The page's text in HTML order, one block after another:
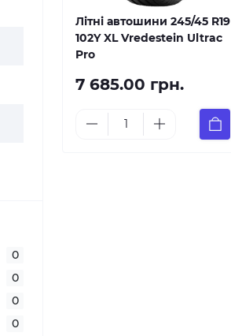
0
0
0
0
Літні автошини 245/45 R19
102Y XL Vredestein Ultrac
Pro
7 685.00 грн.